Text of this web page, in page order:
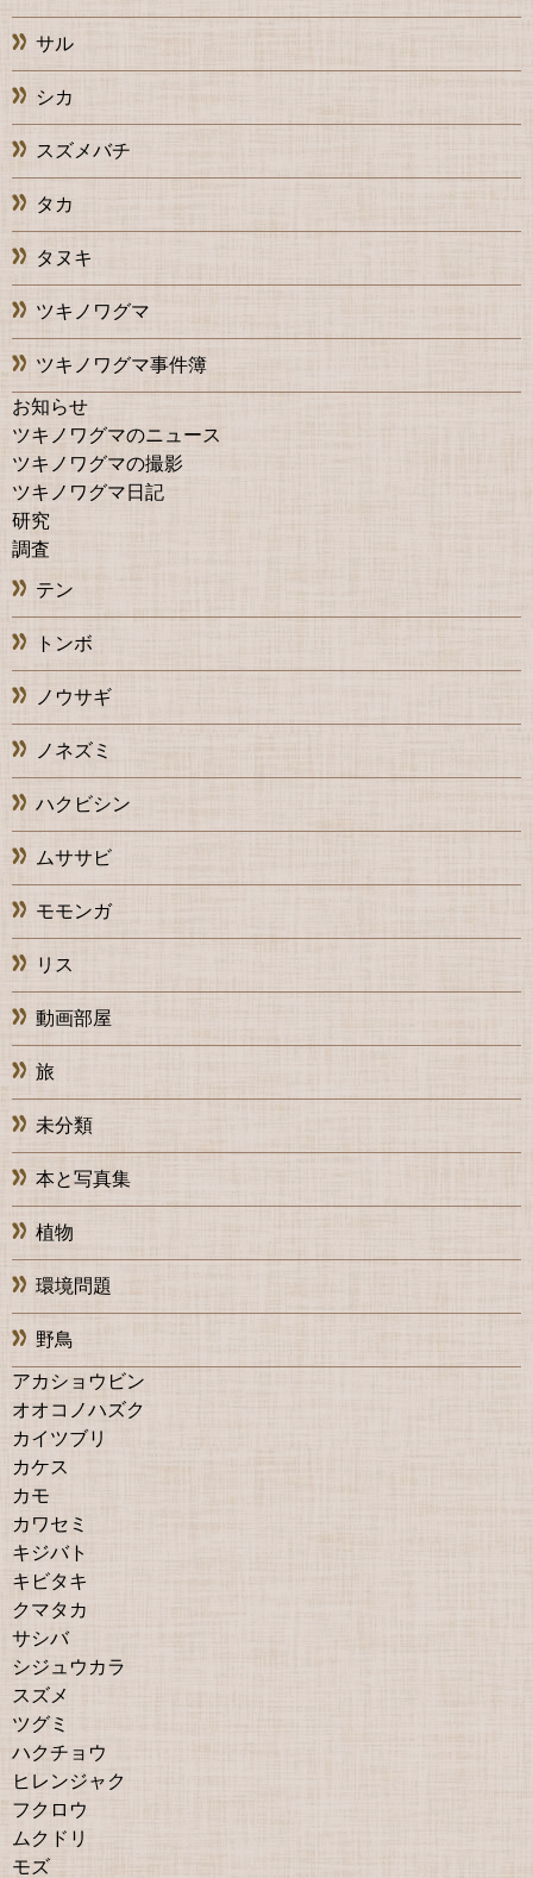
サル
シカ
スズメバチ
タカ
タヌキ
ツキノワグマ
ツキノワグマ事件簿
お知らせ
ツキノワグマのニュース
ツキノワグマの撮影
ツキノワグマ日記
研究
調査
テン
トンボ
ノウサギ
ノネズミ
ハクビシン
ムササビ
モモンガ
リス
動画部屋
旅
未分類
本と写真集
植物
環境問題
野鳥
アカショウビン
オオコノハズク
カイツブリ
カケス
カモ
カワセミ
キジバト
キビタキ
クマタカ
サシバ
シジュウカラ
スズメ
ツグミ
ハクチョウ
ヒレンジャク
フクロウ
ムクドリ
モズ